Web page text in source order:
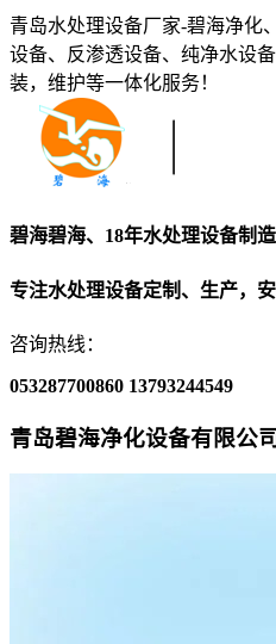
青岛水处理设备厂家-碧海净化
设备、反渗透设备、纯净水设
装，维护等一体化服务！
碧海碧海、18年水处理设备制
专注水处理设备定制、生产，
咨询热线：
053287700860 13793244549
青岛碧海净化设备有限公司